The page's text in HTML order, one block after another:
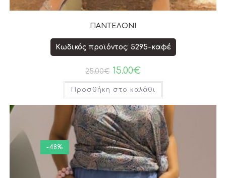
ΠΑΝΤΕΛΟΝΙ
Κωδικός προϊόντος: 5295-καφέ
25.00€ 15.00€
Προσθήκη στο καλάθι
-48%